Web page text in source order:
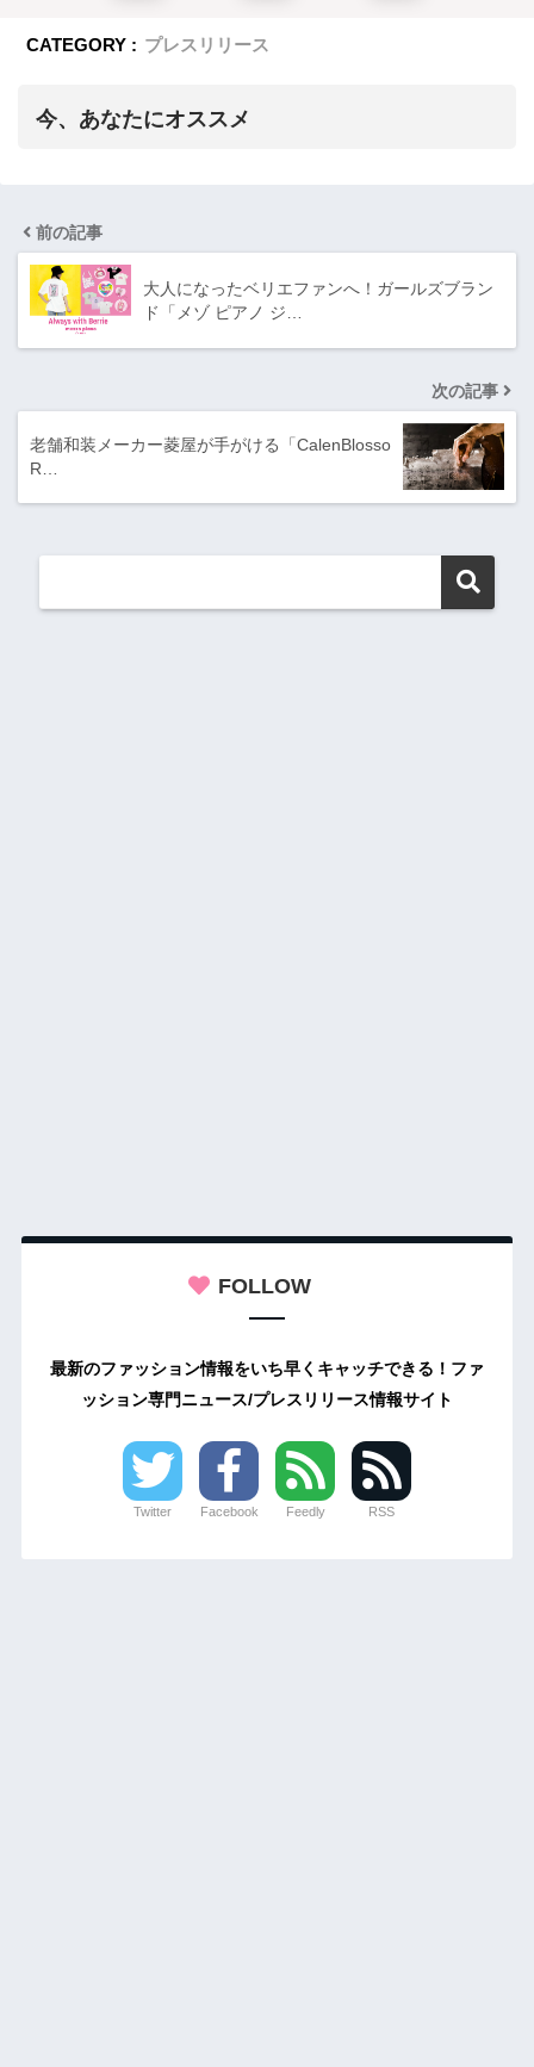
CATEGORY : プレスリリース
今、あなたにオススメ
前の記事
大人になったベリエファンへ！ガールズブラン
ド「メゾ ピアノ ジ…
次の記事
老舗和装メーカー菱屋が手がける「CalenBlosso
R…
FOLLOW
最新のファッション情報をいち早くキャッチできる！ファ
ッション専門ニュース/プレスリリース情報サイト
Twitter Facebook Feedly RSS